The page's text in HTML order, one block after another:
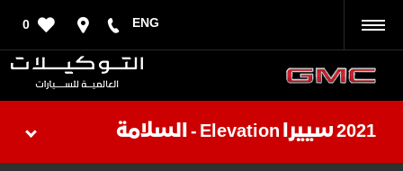
ENG
0
2021 سييرا Elevation - السلامة